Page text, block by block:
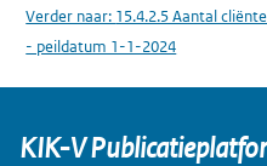
Verder naar: 15.4.2.5 Aantal
- peildatum 1-1-2024
KIK-V